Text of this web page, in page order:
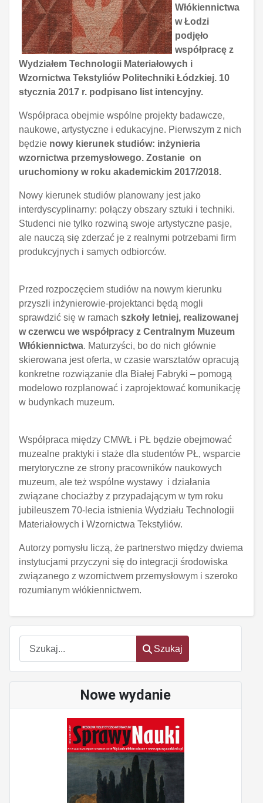
Szukaj
Szukaj
Nowe wydanie
Włókiennictwa
w Łodzi
podjęło
współpracę z
Wydziałem Technologii Materiałowych i
Wzornictwa Tekstyliów Politechniki Łódzkiej. 10
stycznia 2017 r. podpisano list intencyjny.
Współpraca obejmie wspólne projekty badawcze,
naukowe, artystyczne i edukacyjne. Pierwszym z nich
będzie nowy kierunek studiów: inżynieria
wzornictwa przemysłowego. Zostanie on
uruchomiony w roku akademickim 2017/2018.
Nowy kierunek studiów planowany jest jako
interdyscyplinarny: połączy obszary sztuki i techniki.
Studenci nie tylko rozwiną swoje artystyczne pasje,
ale nauczą się zderzać je z realnymi potrzebami firm
produkcyjnych i samych odbiorców.
Przed rozpoczęciem studiów na nowym kierunku
przyszli inżynierowie-projektanci będą mogli
sprawdzić się w ramach szkoły letniej, realizowanej
w czerwcu we współpracy z Centralnym Muzeum
Włókiennictwa. Maturzyści, bo do nich głównie
skierowana jest oferta, w czasie warsztatów opracują
konkretne rozwiązanie dla Białej Fabryki – pomogą
modelowo rozplanować i zaprojektować komunikację
w budynkach muzeum.
Współpraca między CMWŁ i PŁ będzie obejmować
muzealne praktyki i staże dla studentów PŁ, wsparcie
merytoryczne ze strony pracowników naukowych
muzeum, ale też wspólne wystawy i działania
związane chociażby z przypadającym w tym roku
jubileuszem 70-lecia istnienia Wydziału Technologii
Materiałowych i Wzornictwa Tekstyliów.
Autorzy pomysłu liczą, że partnerstwo między dwiema
instytucjami przyczyni się do integracji środowiska
związanego z wzornictwem przemysłowym i szeroko
rozumianym włókiennictwem.